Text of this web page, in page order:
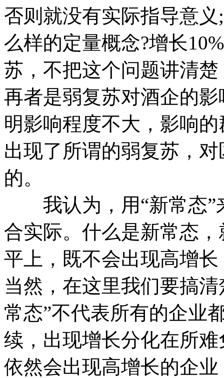
否则就没有实际指导意
么样的定量概念?增长
苏，不把这个问题讲清
再者是弱复苏对酒企的
明影响程度不大，影响
出现了所谓的弱复苏，
的。
我认为，用“新常态”
合实际。什么是新常态
平上，既不会出现高增
当然，在这里我们要搞
常态”不代表所有的企业
续，出现增长分化在所
依然会出现高增长的企